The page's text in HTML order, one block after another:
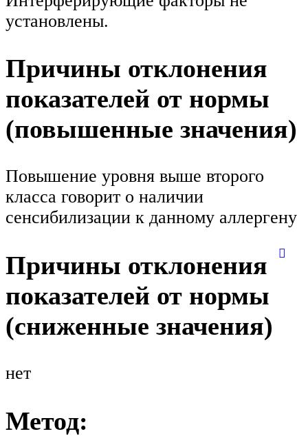
установлены.
Причины отклонения
показателей от нормы
(повышенные значения)
Повышение уровня выше второго
класса говорит о наличии
сенсибилизации к данному аллергену
Причины отклонения
показателей от нормы
(сниженные значения)
нет
Метод: